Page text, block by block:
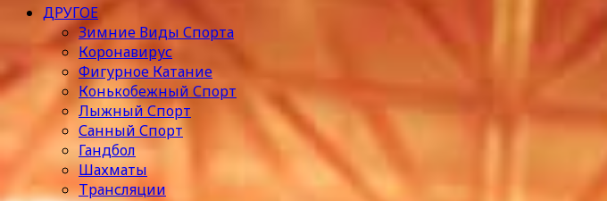
ДРУГОЕ
Зимние Виды Спорта
Коронавирус
Фигурное Катание
Конькобежный Спорт
Лыжный Спорт
Санный Спорт
Гандбол
Шахматы
Трансляции